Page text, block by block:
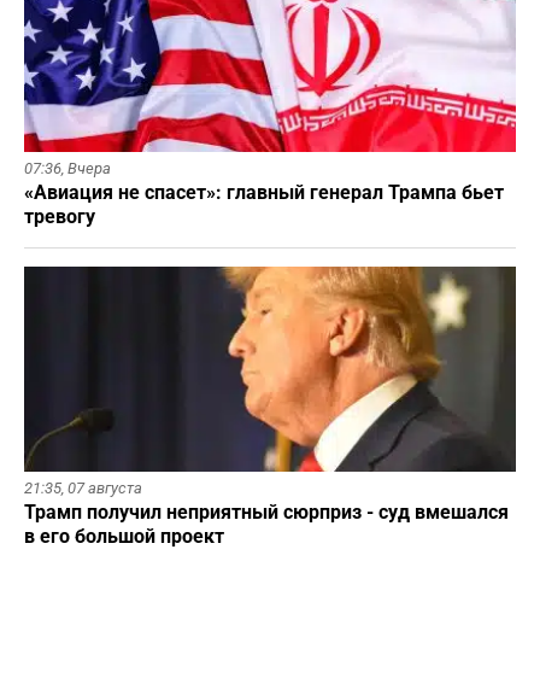
07:36, Вчера
«Авиация не спасет»: главный генерал Трампа бьет
тревогу
21:35, 07 августа
Трамп получил неприятный сюрприз - суд вмешался
в его большой проект